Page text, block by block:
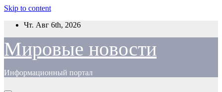
Skip to content
Чт. Авг 6th, 2026
Мировые новости
Информационный портал